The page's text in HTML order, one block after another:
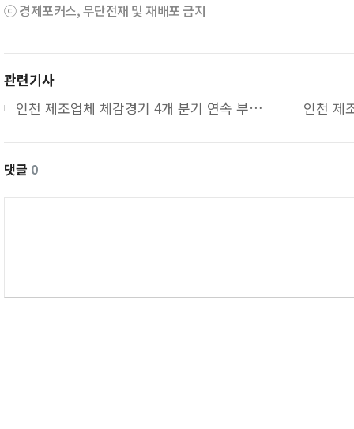
ⓒ 경제포커스, 무단전재 및 재배포 금지
관련기사
인천 제조업체 체감경기 4개 분기 연속 부진…BSI 71 기록
댓글 0